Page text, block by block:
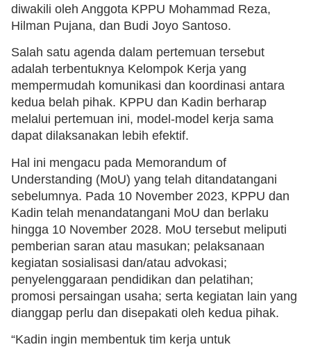
diwakili oleh Anggota KPPU Mohammad Reza,
Hilman Pujana, dan Budi Joyo Santoso.
Salah satu agenda dalam pertemuan tersebut
adalah terbentuknya Kelompok Kerja yang
mempermudah komunikasi dan koordinasi antara
kedua belah pihak. KPPU dan Kadin berharap
melalui pertemuan ini, model-model kerja sama
dapat dilaksanakan lebih efektif.
Hal ini mengacu pada Memorandum of
Understanding (MoU) yang telah ditandatangani
sebelumnya. Pada 10 November 2023, KPPU dan
Kadin telah menandatangani MoU dan berlaku
hingga 10 November 2028. MoU tersebut meliputi
pemberian saran atau masukan; pelaksanaan
kegiatan sosialisasi dan/atau advokasi;
penyelenggaraan pendidikan dan pelatihan;
promosi persaingan usaha; serta kegiatan lain yang
dianggap perlu dan disepakati oleh kedua pihak.
“Kadin ingin membentuk tim kerja untuk